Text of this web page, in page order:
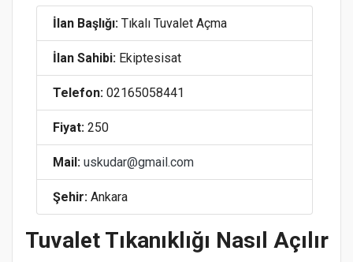
İlan Başlığı: Tıkalı Tuvalet Açma
İlan Sahibi: Ekiptesisat
Telefon: 02165058441
Fiyat: 250
Mail: uskudar@gmail.com
Şehir: Ankara
Tuvalet Tıkanıklığı Nasıl Açılır